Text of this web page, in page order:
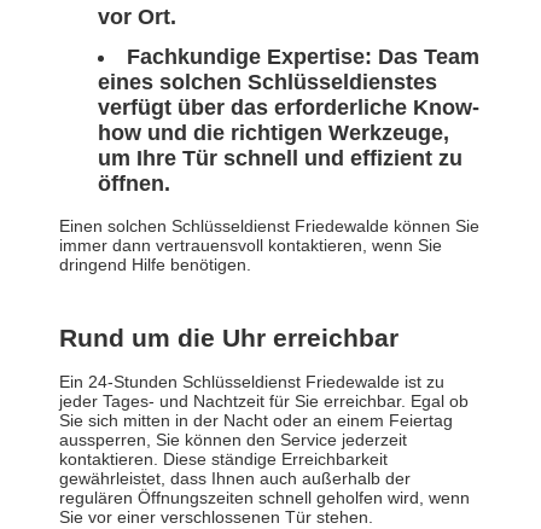
vor Ort.
Fachkundige Expertise: Das Team
eines solchen Schlüsseldienstes
verfügt über das erforderliche Know-
how und die richtigen Werkzeuge,
um Ihre Tür schnell und effizient zu
öffnen.
Einen solchen Schlüsseldienst Friedewalde können Sie
immer dann vertrauensvoll kontaktieren, wenn Sie
dringend Hilfe benötigen.
Rund um die Uhr erreichbar
Ein 24-Stunden Schlüsseldienst Friedewalde ist zu
jeder Tages- und Nachtzeit für Sie erreichbar. Egal ob
Sie sich mitten in der Nacht oder an einem Feiertag
aussperren, Sie können den Service jederzeit
kontaktieren. Diese ständige Erreichbarkeit
gewährleistet, dass Ihnen auch außerhalb der
regulären Öffnungszeiten schnell geholfen wird, wenn
Sie vor einer verschlossenen Tür stehen.